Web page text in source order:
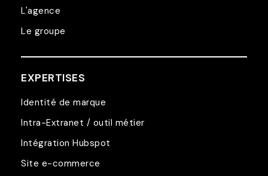
L'agence
Le groupe
EXPERTISES
Identité de marque
Intra-Extranet / outil métier
Intégration Hubspot
Site e-commerce